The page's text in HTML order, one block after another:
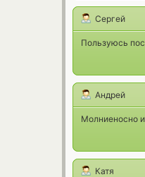
Сергей
Пользуюсь
Андрей
Молниеносно
Катя